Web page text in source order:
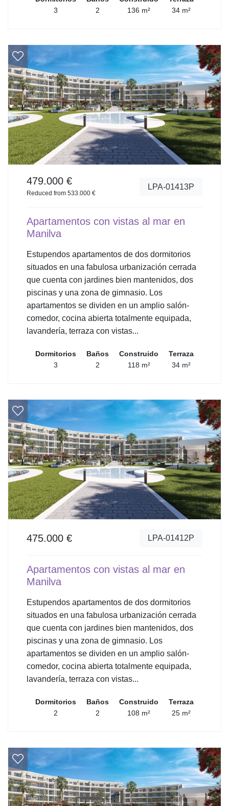
3
2
136 m²
34 m²
479.000 €
Reduced from 533.000 €
LPA-01413P
Apartamentos con vistas al mar en
Manilva
Estupendos apartamentos de dos dormitorios
situados en una fabulosa urbanización cerrada
que cuenta con jardines bien mantenidos, dos
piscinas y una zona de gimnasio. Los
apartamentos se dividen en un amplio salón-
comedor, cocina abierta totalmente equipada,
lavandería, terraza con vistas...
Dormitorios
3
Baños
2
Construido
118 m²
Terraza
34 m²
475.000 € LPA-01412P
Apartamentos con vistas al mar en
Manilva
Estupendos apartamentos de dos dormitorios
situados en una fabulosa urbanización cerrada
que cuenta con jardines bien mantenidos, dos
piscinas y una zona de gimnasio. Los
apartamentos se dividen en un amplio salón-
comedor, cocina abierta totalmente equipada,
lavandería, terraza con vistas...
Dormitorios
2
Baños
2
Construido
108 m²
Terraza
25 m²